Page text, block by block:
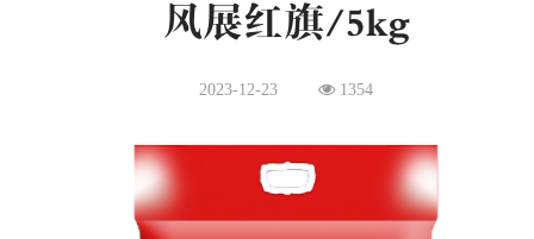
风展红旗/5kg
2023-12-23 1354